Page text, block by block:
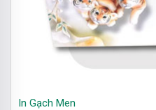
In Gạch Men